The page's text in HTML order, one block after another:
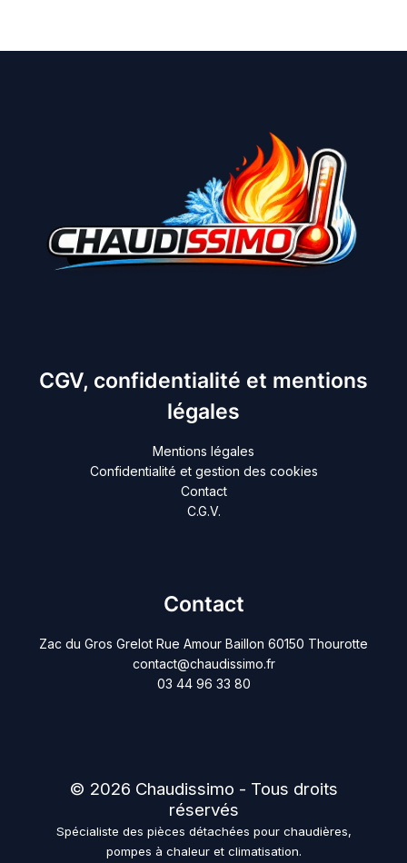
CGV, confidentialité et mentions
légales
Mentions légales
Confidentialité et gestion des cookies
Contact
C.G.V.
Contact
Zac du Gros Grelot Rue Amour Baillon 60150 Thourotte
contact@chaudissimo.fr
03 44 96 33 80
© 2026 Chaudissimo - Tous droits
réservés
Spécialiste des pièces détachées pour chaudières,
pompes à chaleur et climatisation.